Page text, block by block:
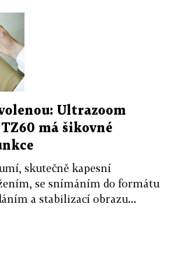
Ultrazoom
má šikovné
skutečně kapesní
se snímáním do formátu
a stabilizací obrazu...